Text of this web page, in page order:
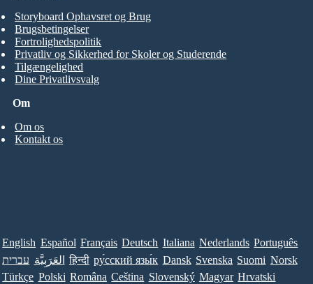
Om
Om os
Kontakt os
Storyboard Ophavsret og Brug
Brugsbetingelser
Fortrolighedspolitik
Privatliv og Sikkerhed for Skoler og Studerende
Tilgængelighed
Dine Privatlivsvalg
English Español Français Deutsch Italiana Nederlands Português
עברית العَرَبِيَّة हिन्दी ру́сский язы́к Dansk Svenska Suomi Norsk
Türkçe Polski Româna Ceština Slovenský Magyar Hrvatski